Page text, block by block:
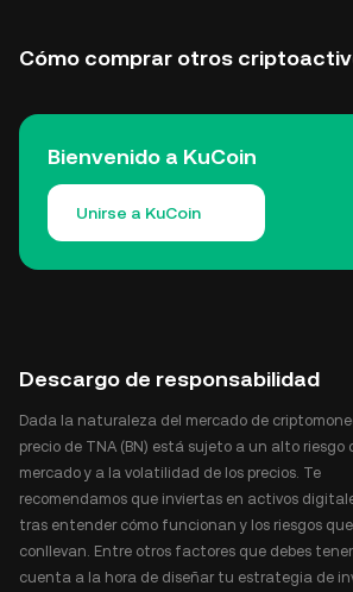
Cómo comprar otros
Bienvenido a KuCoin
Unirse a KuCoin
Descargo de responsabilidad
Dada la naturaleza del mercado de
precio de TNA (BN) está sujeto a un alto riesgo
mercado y a la volatilidad de los precios. Te
recomendamos que inviertas en activos
tras entender cómo funcionan y los riesgos que
conllevan. Entre otros factores que debes
cuenta a la hora de diseñar tu estrategia de